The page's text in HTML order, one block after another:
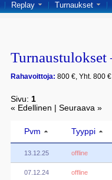
Replay Turnaukset
Rahavoittoja: 800 €, Yht. 800 €
Sivu: 1
« Edellinen | Seuraava »
Pvm Tyyppi
13.12.25 offline
07.12.24 offline